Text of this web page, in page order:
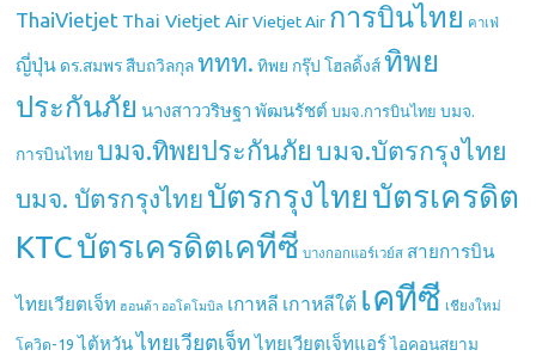
ThaiVietjet Thai Vietjet Air Vietjet Air การบินไทย คาเฟ่
ญี่ปุ่น ดร.สมพร สืบถวิลกุล ททท. ทิพย กรุ๊ป โฮลดิ้งส์ ทิพย
ประกันภัย นางสาววริษฐา พัฒนรัชต์ บมจ.การบินไทย บมจ.
การบินไทย บมจ.ทิพยประกันภัย บมจ.บัตรกรุงไทย
บมจ. บัตรกรุงไทย บัตรกรุงไทย บัตรเครดิต
KTCบัตรเครดิตเคทีซี บางกอกแอร์เวย์ส สายการบิน
ไทยเวียตเจ็ท ฮอนด้า ออโตโมบิล เกาหลี เกาหลีใต้ เคทีซี เชียงใหม่
โควิด-19 ไต้หวัน ไทยเวียตเจ็ท ไทยเวียตเจ็ทแอร์ ไอคอนสยาม